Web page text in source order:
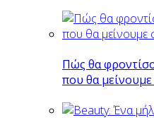
Πώς θα
που θα μείνουμε